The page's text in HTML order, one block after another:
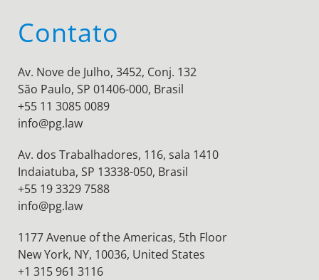
Contato
Av. Nove de Julho, 3452, Conj. 132
São Paulo, SP 01406-000, Brasil
+55 11 3085 0089
info@pg.law
Av. dos Trabalhadores, 116, sala 1410
Indaiatuba, SP 13338-050, Brasil
+55 19 3329 7588
info@pg.law
1177 Avenue of the Americas, 5th Floor
New York, NY, 10036, United States
+1 315 961 3116